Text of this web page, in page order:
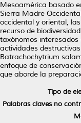
Mesoamérica basado
Sierra Madre
occidental y oriental,
recurso de
taxónomos
actividades
Batrachochytrium
enfoque de
que aborde la
Tipo de
Palabras claves no